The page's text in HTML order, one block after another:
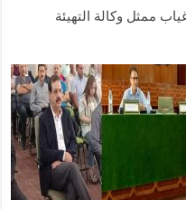
ممثل وكالة التهيئة